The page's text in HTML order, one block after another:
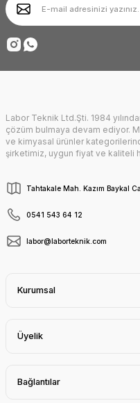
Ürün fiyatı diğer sitelerden
Bu ürüne benzer farklı
Deneyimini Paylaş
Labor Teknik Ltd.Şti. 1984
çözüm bulmaya devam ediyor.
ve kimyasal ürünler
şirketimiz, uygun fiyat ve kaliteli
Tahtakale Mah. Kazım Baykal
0541 543 64 12
labor@laborteknik.com
Kurumsal
Üyelik
Bağlantılar